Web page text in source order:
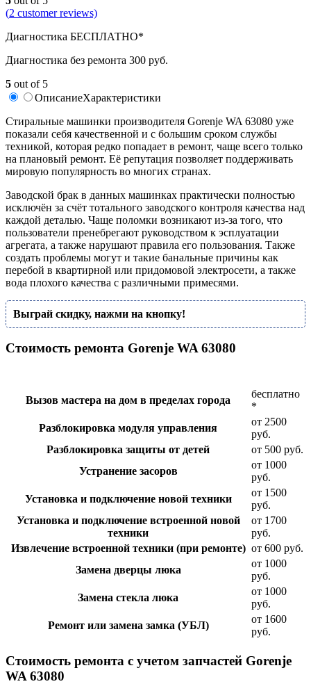
(2 customer reviews)
Диагностика БЕСПЛАТНО*
Диагностика без ремонта 300 руб.
5 out of 5
ОписаниеХарактеристики
Стиральные машинки производителя Gorenje WA 63080 уже
показали себя качественной и с большим сроком службы
техникой, которая редко попадает в ремонт, чаще всего только
на плановый ремонт. Её репутация позволяет поддерживать
мировую популярность во многих странах.
Заводской брак в данных машинках практически полностью
исключён за счёт тотального заводского контроля качества над
каждой деталью. Чаще поломки возникают из-за того, что
пользователи пренебрегают руководством к эсплуатации
агрегата, а также нарушают правила его пользования. Также
создать проблемы могут и такие банальные причины как
перебой в квартирной или придомовой электросети, а также
вода плохого качества с различными примесями.
Выграй скидку, нажми на кнопку!
Стоимость ремонта Gorenje WA 63080
Вызов мастера на дом в пределах города
бесплатно
*
Разблокировка модуля управления
от 2500
руб.
Разблокировка защиты от детей
от 500 руб.
Устранение засоров
от 1000
руб.
Установка и подключение новой техники
от 1500
руб.
Установка и подключение встроенной новой
техники
от 1700
руб.
Извлечение встроенной техники (при ремонте) от 600 руб.
Замена дверцы люка
от 1000
руб.
Замена стекла люка
от 1000
руб.
Ремонт или замена замка (УБЛ)
от 1600
руб.
Стоимость ремонта с учетом запчастей Gorenje
WA 63080